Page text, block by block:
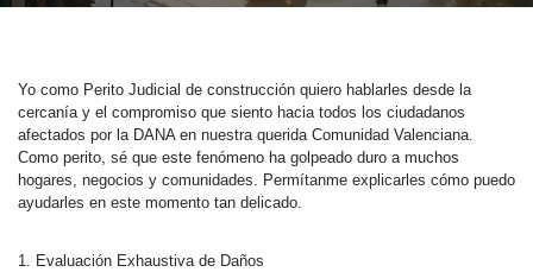
Yo como Perito Judicial de construcción quiero hablarles desde la
cercanía y el compromiso que siento hacia todos los ciudadanos
afectados por la DANA en nuestra querida Comunidad Valenciana.
Como perito, sé que este fenómeno ha golpeado duro a muchos
hogares, negocios y comunidades. Permítanme explicarles cómo puedo
ayudarles en este momento tan delicado.
1. Evaluación Exhaustiva de Daños